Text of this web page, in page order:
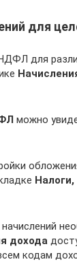
для
для
можно
дохода
кодам